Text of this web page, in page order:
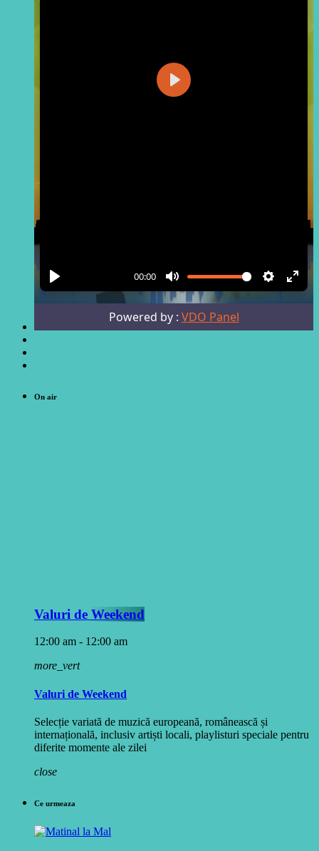
On air
Valuri de Weekend
12:00 am - 12:00 am
more_vert
Valuri de Weekend
Selecție variată de muzică europeană, românească și
internațională, inclusiv artiști locali, playlisturi speciale pentru
diferite momente ale zilei
close
Ce urmeaza